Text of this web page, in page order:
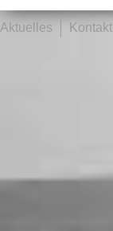
Aktuelles Kontakt